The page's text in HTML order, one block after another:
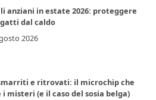
anziani in estate 2026: proteggere
dal caldo
2026
e ritrovati: il microchip che
i misteri (e il caso del sosia belga)